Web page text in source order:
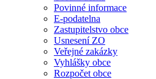
Povinné informace
E-podatelna
Zastupitelstvo obce
Usnesení ZO
Veřejné zakázky
Vyhlášky obce
Rozpočet obce